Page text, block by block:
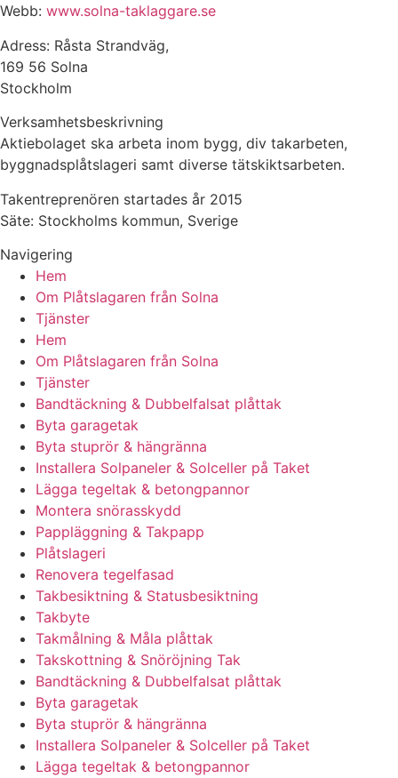
Webb: www.solna-taklaggare.se
Adress: Råsta Strandväg,
169 56 Solna
Stockholm
Verksamhetsbeskrivning
Aktiebolaget ska arbeta inom bygg, div takarbeten,
byggnadsplåtslageri samt diverse tätskiktsarbeten.
Takentreprenören startades år 2015
Säte: Stockholms kommun, Sverige
Navigering
Hem
Om Plåtslagaren från Solna
Tjänster
Hem
Om Plåtslagaren från Solna
Tjänster
Bandtäckning & Dubbelfalsat plåttak
Byta garagetak
Byta stuprör & hängränna
Installera Solpaneler & Solceller på Taket
Lägga tegeltak & betongpannor
Montera snörasskydd
Pappläggning & Takpapp
Plåtslageri
Renovera tegelfasad
Takbesiktning & Statusbesiktning
Takbyte
Takmålning & Måla plåttak
Takskottning & Snöröjning Tak
Bandtäckning & Dubbelfalsat plåttak
Byta garagetak
Byta stuprör & hängränna
Installera Solpaneler & Solceller på Taket
Lägga tegeltak & betongpannor